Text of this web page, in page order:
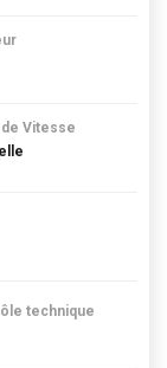
Vitesse
technique